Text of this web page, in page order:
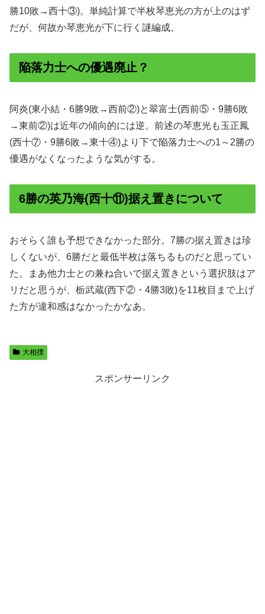
勝10敗→西十③)。単純計算で半枚琴恵光の方が上のはず
だが、何故か琴恵光が下に行く謎編成。
陥落力士への優遇廃止？
阿炎(東小結・6勝9敗→西前②)と翠富士(西前⑤・9勝6敗
→東前②)は近年の傾向的には逆。前述の琴恵光も玉正鳳
(西十⑦・9勝6敗→東十④)より下で陥落力士への1～2勝の
優遇がなくなったような気がする。
6勝の英乃海(西十⑪)据え置きについて
おそらく誰も予想できなかった部分。7勝の据え置きは珍
しくないが、6勝だと最低半枚は落ちるものだと思ってい
た。まあ他力士との兼ね合いで据え置きという選択肢はア
リだと思うが、栃武蔵(西下②・4勝3敗)を11枚目まで上げ
た方が違和感はなかったかなあ。
大相撲
スポンサーリンク